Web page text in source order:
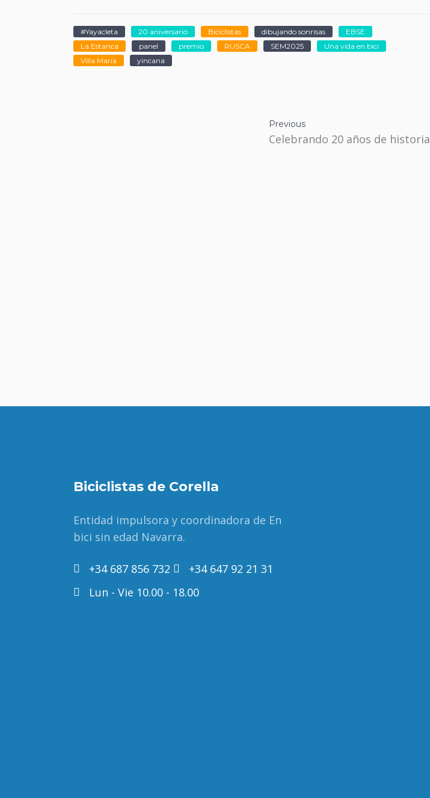
#Yayacleta 20 aniversario Biciclistas dibujando sonrisas
EBSE
La Estanca
panel premio RUSCA SEM2025
Una vida en bici
Villa María
yincana
Previous
Celebrando 20 años de historia
Biciclistas de Corella
Entidad impulsora y coordinadora de En
bici sin edad Navarra.
+34 687 856 732
+34 647 92 21 31
Lun - Vie 10.00 - 18.00